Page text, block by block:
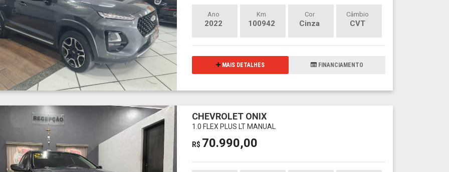
Ano
2022
Km
100942
Cor
Cinza
Câmbio
CVT
MAIS DETALHES FINANCIAMENTO
CHEVROLET ONIX
1.0 FLEX PLUS LT MANUAL
R$ 70.990,00